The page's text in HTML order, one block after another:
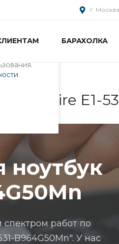
и
.
г.
БАРАХОЛКА
Aspire E1-
ноутбук
работ по
B964G50Mn". У нас